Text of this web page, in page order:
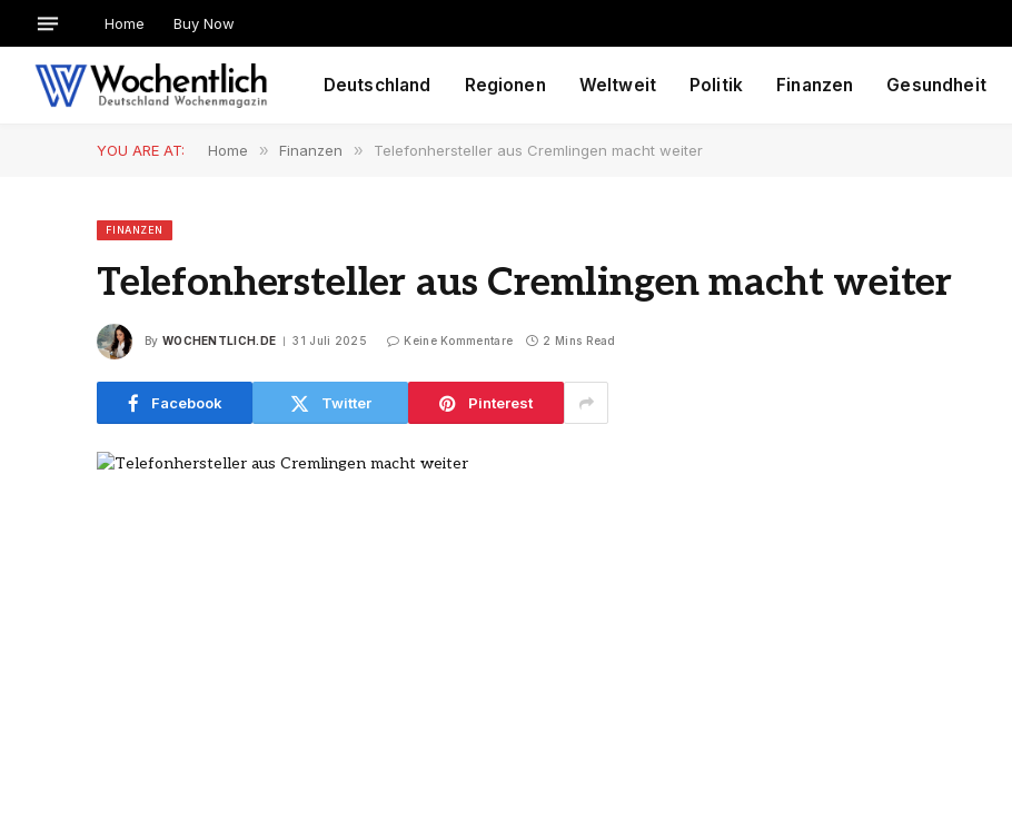
Home Buy Now
Deutschland Regionen Weltweit Politik Finanzen Gesundheit
YOU ARE AT: Home » Finanzen » Telefonhersteller aus Cremlingen macht weiter
FINANZEN
Telefonhersteller aus Cremlingen macht weiter
By WOCHENTLICH.DE 31 Juli 2025 Keine Kommentare 2 Mins Read
Facebook Twitter Pinterest